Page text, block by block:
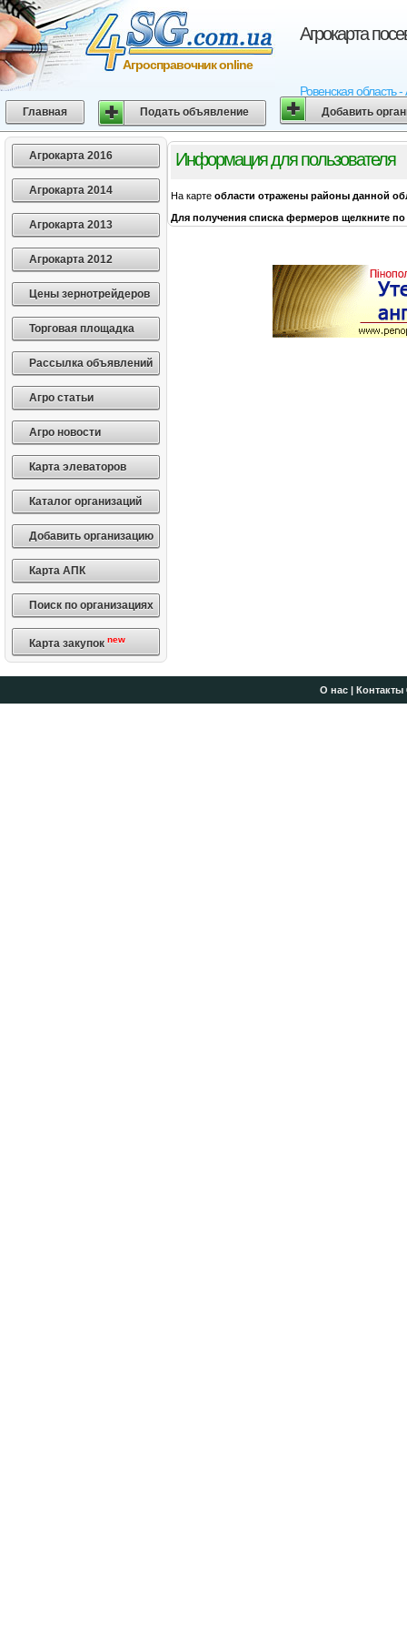
Агрокарта
Ровенская область
Агросправочник online
Главная Подать объявление Добавить
Агрокарта 2016
Агрокарта 2014
Агрокарта 2013
Агрокарта 2012
Цены зернотрейдеров
Торговая площадка
Рассылка объявлений
Агро статьи
Агро новости
Карта элеваторов
Каталог организаций
Добавить организацию
Карта АПК
Поиск по организациях
Карта закупок new
Информация для пользователя
На карте области отражены районы данной
Для получения списка фермеров щелкните по
О нас| Контакты